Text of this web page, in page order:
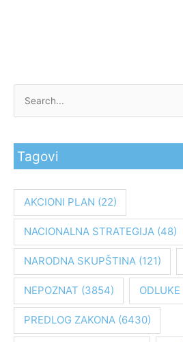
g
z
Tagovi
AKCIONI PLAN (22)
NACIONALNA STRATEGIJA(48)
NARODNA SKUPŠTINA(121)
NEPOZNAT (3854) ODLUKE
PREDLOG ZAKONA(6430)